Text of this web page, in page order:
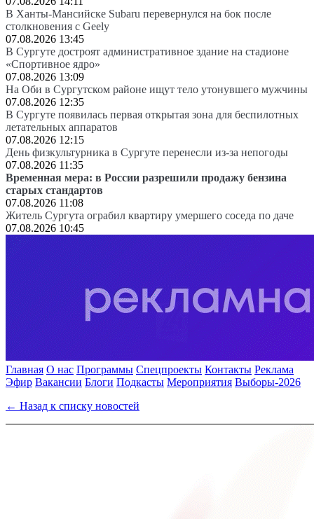
В Ханты-Мансийске Subaru перевернулся на бок после
столкновения с Geely
07.08.2026 13:45
В Сургуте достроят административное здание на стадионе
«Спортивное ядро»
07.08.2026 13:09
На Оби в Сургутском районе ищут тело утонувшего мужчины
07.08.2026 12:35
В Сургуте появилась первая открытая зона для беспилотных
летательных аппаратов
07.08.2026 12:15
День физкультурника в Сургуте перенесли из-за непогоды
07.08.2026 11:35
Временная мера: в России разрешили продажу бензина
старых стандартов
07.08.2026 11:08
Житель Сургута ограбил квартиру умершего соседа по даче
07.08.2026 10:45
Главная О нас Программы Спецпроекты Контакты Реклама
Эфир Вакансии Блоги Подкасты Мероприятия Выборы-2026
← Назад к списку новостей